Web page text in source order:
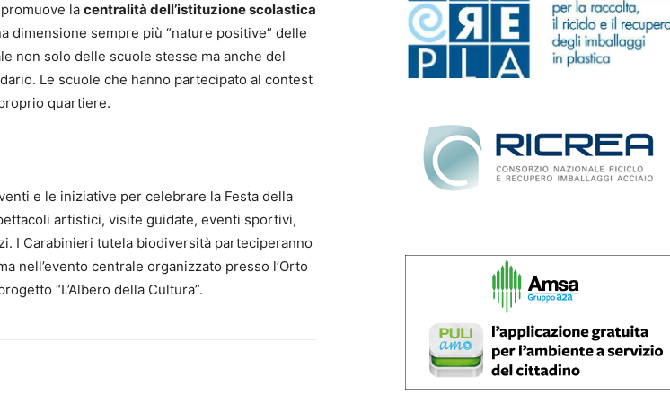
la centralità dell’istituzione scolastica
dimensione sempre più “nature positive” delle
non solo delle scuole stesse ma anche del
Le scuole che hanno partecipato al contest
quartiere.
e le iniziative per celebrare la Festa della
artistici, visite guidate, eventi sportivi,
I Carabinieri tutela biodiversità parteciperanno
nell’evento centrale organizzato presso l’Orto
“L’Albero della Cultura”.